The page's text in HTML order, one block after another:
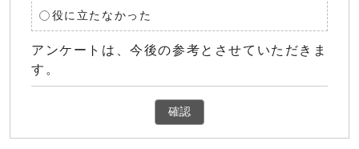
役に立たなかった
アンケートは、今後の参考とさせていただきま
す。
確認